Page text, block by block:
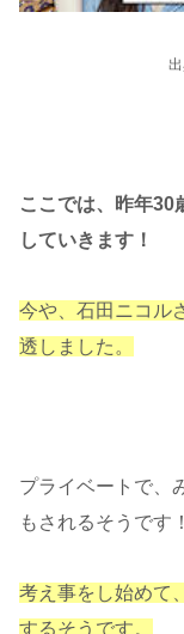
ここでは、昨年30
していきます！
今や、石田ニコル
透しました。
プライベートで、
もされるそうです！
考え事をし始めて
するそうです。